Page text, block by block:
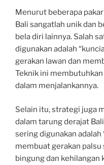
Menurut beberapa
Bali sangatlah unik dan
bela diri lainnya. Salah
digunakan adalah
gerakan lawan dan
Teknik ini
dalam menjalankannya.
Selain itu, strategi juga
dalam tarung derajat
sering digunakan adalah
membuat gerakan
bingung dan kehilangan